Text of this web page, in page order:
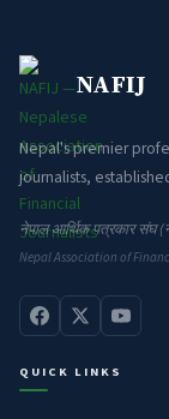
NAFIJ
Nepal's premier
journalists,
नेपाल आर्थिक पत्रकार संघ
Nepal Association of
QUICK LINKS